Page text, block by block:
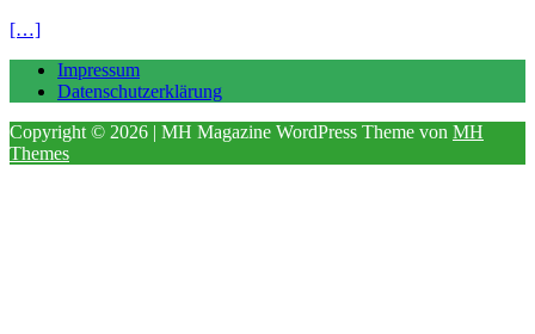
[…]
Impressum
Datenschutzerklärung
Copyright © 2026 | MH Magazine WordPress Theme von MH
Themes